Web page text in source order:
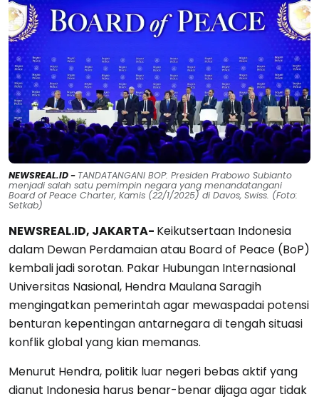
NEWSREAL.ID - TANDATANGANI BOP: Presiden Prabowo Subianto
menjadi salah satu pemimpin negara yang menandatangani
Board of Peace Charter, Kamis (22/1/2025) di Davos, Swiss. (Foto:
Setkab)
NEWSREAL.ID, JAKARTA- Keikutsertaan Indonesia
dalam Dewan Perdamaian atau Board of Peace (BoP)
kembali jadi sorotan. Pakar Hubungan Internasional
Universitas Nasional, Hendra Maulana Saragih
mengingatkan pemerintah agar mewaspadai potensi
benturan kepentingan antarnegara di tengah situasi
konflik global yang kian memanas.
Menurut Hendra, politik luar negeri bebas aktif yang
dianut Indonesia harus benar-benar dijaga agar tidak